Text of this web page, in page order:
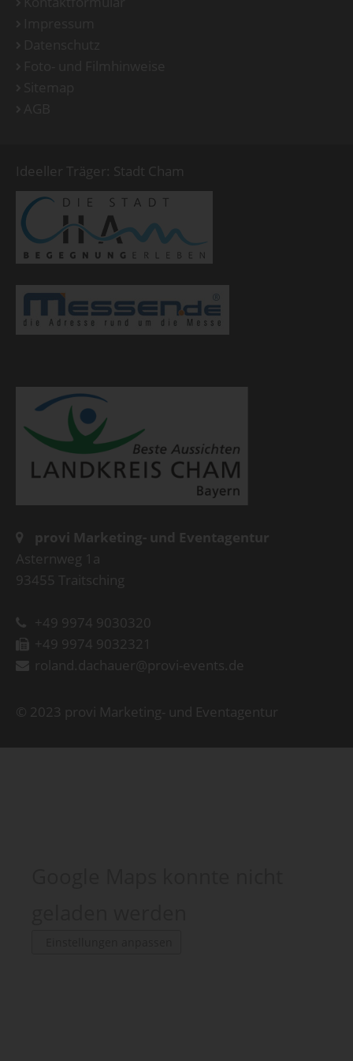
Ideeller Träger: Stadt Cham
provi Marketing- und Eventagentur
Asternweg 1a
93455 Traitsching
+49 9974 9030320
+49 9974 9032321
roland.dachauer@provi-events.de
© 2023 provi Marketing- und Eventagentur